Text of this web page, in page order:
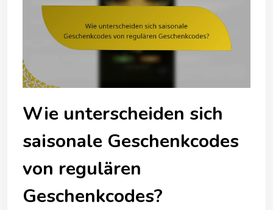
Wie unterscheiden sich
saisonale Geschenkcodes
von regulären
Geschenkcodes?